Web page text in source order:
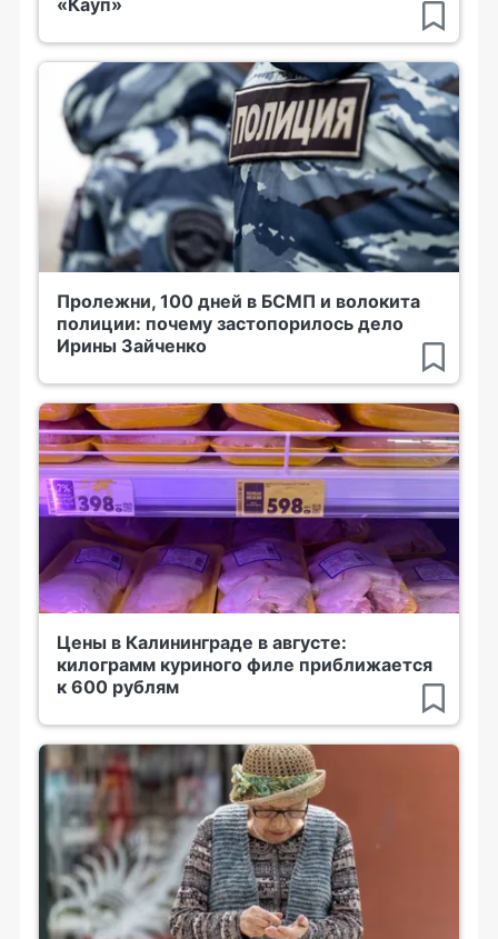
Пролежни, 100 дней в БСМП и волокита
полиции: почему застопорилось дело
Ирины Зайченко
Цены в Калининграде в августе:
килограмм куриного филе приближается
к 600 рублям